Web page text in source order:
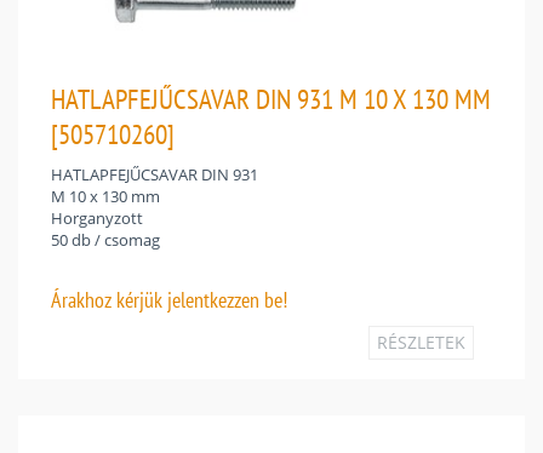
HATLAPFEJŰCSAVAR DIN 931 M 10 X 130 MM
[505710260]
HATLAPFEJŰCSAVAR DIN 931
M 10 x 130 mm
Horganyzott
50 db / csomag
Árakhoz kérjük jelentkezzen be!
RÉSZLETEK